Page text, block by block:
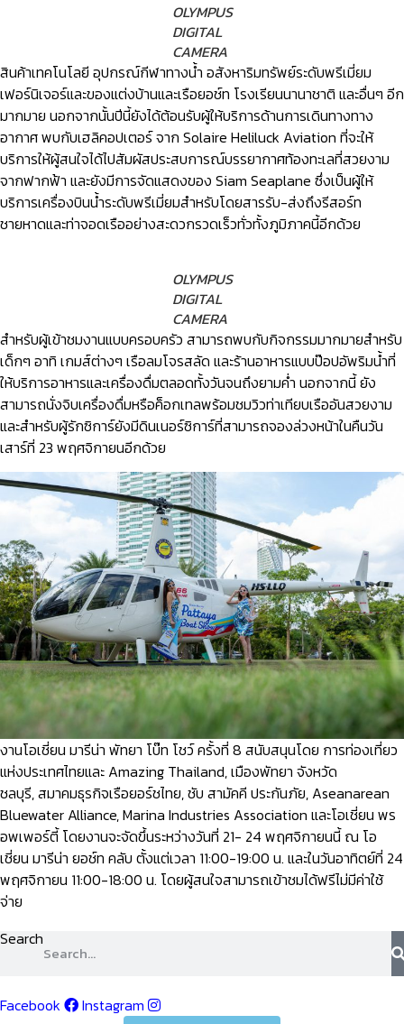
OLYMPUS
DIGITAL
CAMERA
สินค้าเทคโนโลยี อุปกรณ์กีฬาทางน้ำ อสังหาริมทรัพย์ระดับพรีเมี่ยม
เฟอร์นิเจอร์และของแต่งบ้านและเรือยอช์ท โรงเรียนนานาชาติ และอื่นๆ อีก
มากมาย นอกจากนั้นปีนี้ยังได้ต้อนรับผู้ให้บริการด้านการเดินทางทาง
อากาศ พบกับเฮลิคอปเตอร์ จาก Solaire Heliluck Aviation ที่จะให้
บริการให้ผู้สนใจได้ไปสัมผัสประสบการณ์บรรยากาศท้องทะเลที่สวยงาม
จากฟากฟ้า และยังมีการจัดแสดงของ Siam Seaplane ซึ่งเป็นผู้ให้
บริการเครื่องบินน้ำระดับพรีเมี่ยมสำหรับโดยสารรับ-ส่งถึงรีสอร์ท
ชายหาดและท่าจอดเรืออย่างสะดวกรวดเร็วทั่วทั้งภูมิภาคนี้อีกด้วย
OLYMPUS
DIGITAL
CAMERA
สำหรับผู้เข้าชมงานแบบครอบครัว สามารถพบกับกิจกรรมมากมายสำหรับ
เด็กๆ อาทิ เกมส์ต่างๆ เรือลมโจรสลัด และร้านอาหารแบบป๊อปอัพริมน้ำที่
ให้บริการอาหารและเครื่องดื่มตลอดทั้งวันจนถึงยามค่ำ นอกจากนี้ ยัง
สามารถนั่งจิบเครื่องดื่มหรือค็อกเทลพร้อมชมวิวท่าเทียบเรืออันสวยงาม
และสำหรับผู้รักซิการ์ยังมีดินเนอร์ซิการ์ที่สามารถจองล่วงหน้าในคืนวัน
เสาร์ที่ 23 พฤศจิกายนอีกด้วย
งานโอเชี่ยน มารีน่า พัทยา โบ๊ท โชว์ ครั้งที่ 8 สนับสนุนโดย การท่องเที่ยว
แห่งประเทศไทยและ Amazing Thailand, เมืองพัทยา จังหวัด
ชลบุรี, สมาคมธุรกิจเรือยอร์ชไทย, ชับ สามัคคี ประกันภัย, Aseanarean
Bluewater Alliance, Marina Industries Association และโอเชี่ยน พร
อพเพอร์ตี้ โดยงานจะจัดขึ้นระหว่างวันที่ 21- 24 พฤศจิกายนนี้ ณ โอ
เชี่ยน มารีน่า ยอช์ท คลับ ตั้งแต่เวลา 11:00-19:00 น. และในวันอาทิตย์ที่ 24
พฤศจิกายน 11:00-18:00 น. โดยผู้สนใจสามารถเข้าชมได้ฟรีไม่มีค่าใช้
จ่าย
Search
Facebook Instagram